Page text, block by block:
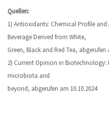
Quellen:
1) Antioxidants: Chemical Profile
Beverage Derived from White,
Green, Black and Red Tea, abgerufen
2) Current Opinion in Biotechnology:
microbiota and
beyond, abgerufen am 10.10.2024